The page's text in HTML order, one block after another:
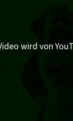
wird von